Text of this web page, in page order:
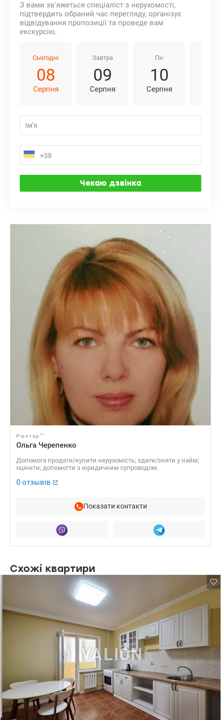
З вами зв'яжеться спеціаліст з нерухомості,
підтвердить обраний час перегляду, організує
відвідування пропозиції та проведе вам
екскурсію.
Сьогодні
08
Серпня
Завтра
09
Серпня
Пн
10
Серпня
Рієлтор **
Ольга Черепенко
Допомога продати/купити нерухомість; здати/зняти у найм;
оцінити; допомогти з юридичним супроводом.
0 отзывів
Показати контакти
Схожі квартири